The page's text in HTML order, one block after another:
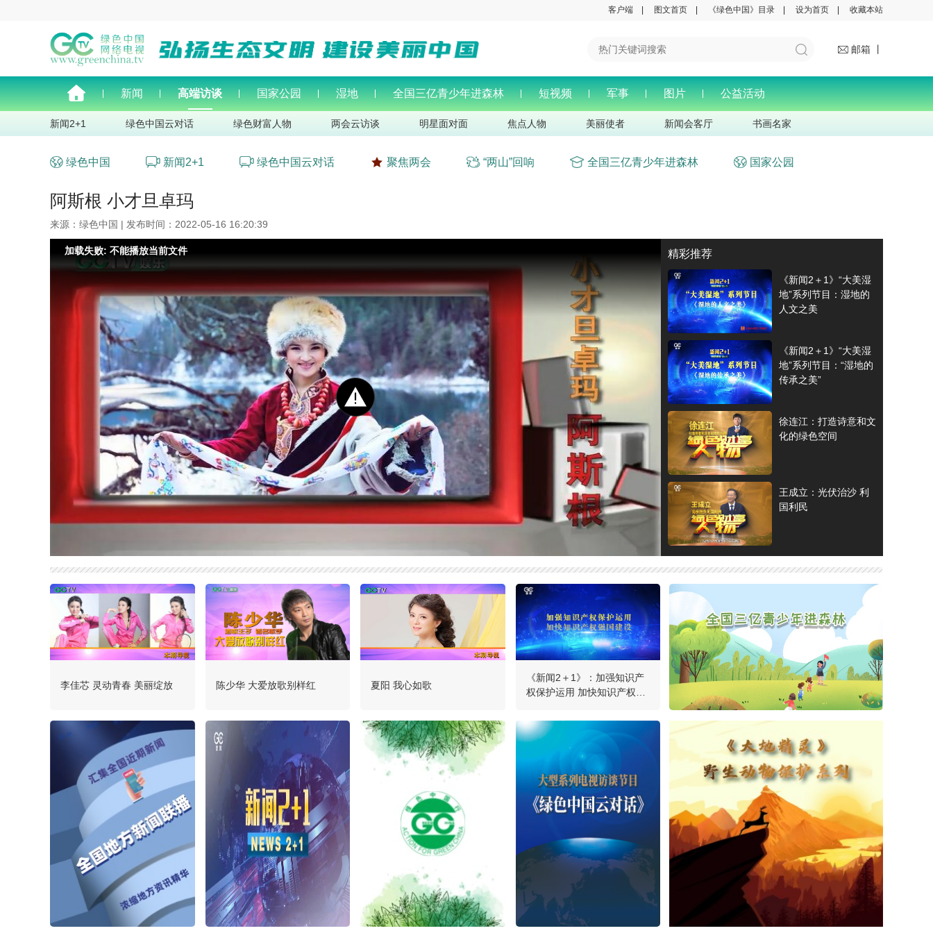
客户端 图文首页 《绿色中国》目录 设为首页 收藏本站
邮箱 丨
新闻 高端访谈 国家公园 湿地 全国三亿青少年进森林 短视频 军事 图片 公益活动
新闻2+1 绿色中国云对话 绿色财富人物 两会云访谈 明星面对面 焦点人物 美丽使者 新闻会客厅 书画名家
绿色中国 新闻2+1 绿色中国云对话 聚焦两会 “两山”回响 全国三亿青少年进森林 国家公园
阿斯根 小才旦卓玛
来源：绿色中国 | 发布时间：2022-05-16 16:20:39
加载失败: 不能播放当前文件 精彩推荐
《新闻2＋1》“大美湿
地”系列节目：湿地的
人文之美
《新闻2＋1》“大美湿
地”系列节目：“湿地的
传承之美”
徐连江：打造诗意和文
化的绿色空间
王成立：光伏治沙 利
国利民
任海代表：关于国家植
物园建设 今年两会提
出三个建议
任海代表：我国启动国
家植物园体系建设的意
《绿色中国云对话》保
护大熊猫特别节目
（四）
王文：关注绿色金融
助推绿色事业
《绿色中国云对话》保
李佳芯 灵动青春 美丽绽放 陈少华 大爱放歌别样红 夏阳 我心如歌
《新闻2＋1》：加强知识产
权保护运用 加快知识产权强